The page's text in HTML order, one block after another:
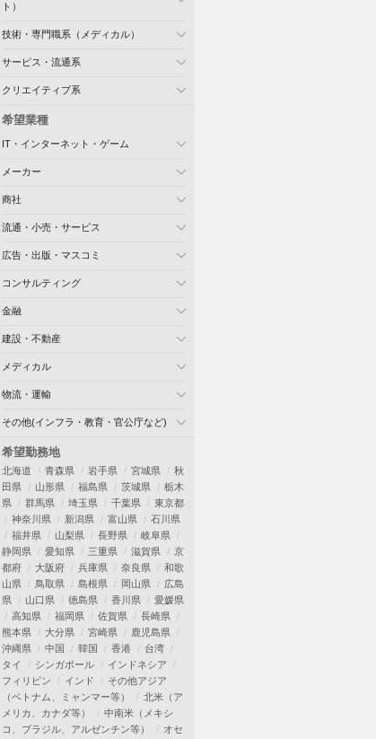
ト）
技術・専門職系（メディカル）
サービス・流通系
クリエイティブ系
希望業種
IT・インターネット・ゲーム
メーカー
商社
流通・小売・サービス
広告・出版・マスコミ
コンサルティング
金融
建設・不動産
メディカル
物流・運輸
その他(インフラ・教育・官公庁など)
希望勤務地
北海道 青森県 岩手県 宮城県
秋
田県
山形県 福島県 茨城県
栃木
県
群馬県 埼玉県 千葉県
東京都
神奈川県
新潟県 富山県
石川県
福井県
山梨県 長野県
岐阜県
静岡県
愛知県 三重県 滋賀県
京
都府
大阪府 兵庫県 奈良県
和歌
山県
鳥取県 島根県 岡山県
広島
県
山口県 徳島県 香川県
愛媛県
高知県
福岡県 佐賀県
長崎県
熊本県
大分県 宮崎県
鹿児島県
沖縄県
中国 韓国 香港
台湾
タイ
シンガポール
インドネシア
フィリピン
インド
その他アジア
（ベトナム、ミャンマー等）
北米（ア
メリカ、カナダ等）
中南米（メキシ
コ、ブラジル、アルゼンチン等）
オセ